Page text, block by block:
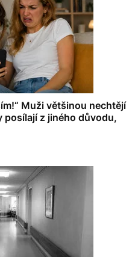
Muži většinou nechtějí
z jiného důvodu,